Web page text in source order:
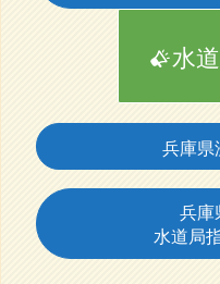
水
兵庫県
兵庫
水道局